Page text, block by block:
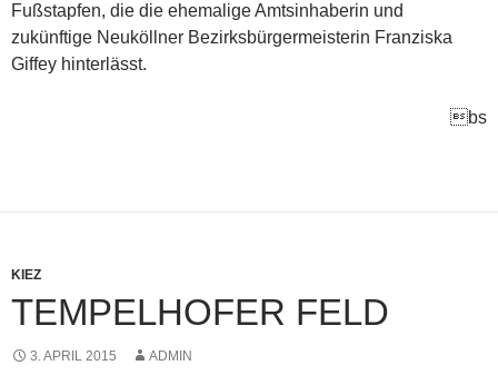
Fußstapfen, die die ehemalige Amtsinhaberin und
zukünftige Neuköllner Bezirksbürgermeisterin Franziska
Giffey hinterlässt.
bs
KIEZ
TEMPELHOFER FELD
3. APRIL 2015 ADMIN